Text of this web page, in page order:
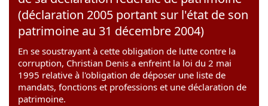
(déclaration 2005 portant sur l'état de son
patrimoine au 31 décembre 2004)
En se soustrayant à cette obligation de lutte contre la
corruption, Christian Denis a enfreint la loi du 2 mai
1995 relative à l'obligation de déposer une liste de
mandats, fonctions et professions et une déclaration de
patrimoine.